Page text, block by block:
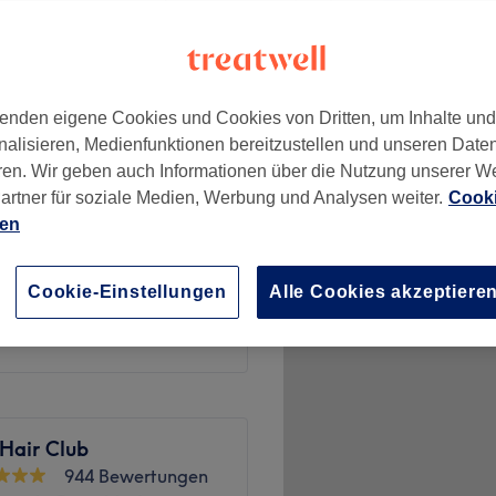
9 €
neu formen
19 €
Club
944 Bewertungen
eigene Cookies und Cookies von Dritten, um Inhalte
Medienfunktionen bereitzustellen und unseren
Wir geben auch Informationen über die Nutzung unserer
für soziale Medien, Werbung und Analysen weiter.
Cookie-Einstellungen Alle Cookies akzeptieren